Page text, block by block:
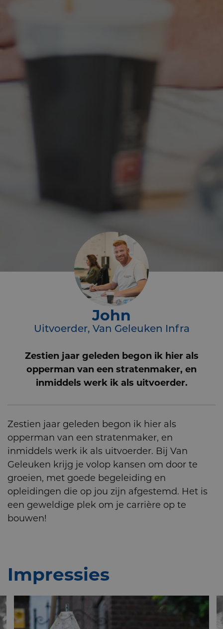
Zestien jaar geleden begon ik hier als
opperman van een stratenmaker, en
inmiddels werk ik als uitvoerder.
John
Uitvoerder, Van Geleuken Infra
Zestien jaar geleden begon ik hier als
opperman van een stratenmaker, en
inmiddels werk ik als uitvoerder. Bij Van
Geleuken krijg je volop kansen om door te
groeien, met goede begeleiding en
opleidingen die op jou zijn afgestemd. Het is
een geweldige plek om je carrière op te
bouwen!
Impressies